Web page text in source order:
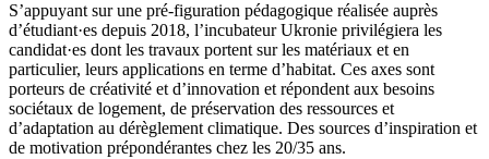
S’appuyant sur une pré-figuration pédagogique réalisée auprès
d’étudiant·es depuis 2018, l’incubateur Ukronie privilégiera les
candidat·es dont les travaux portent sur les matériaux et en
particulier, leurs applications en terme d’habitat. Ces axes sont
porteurs de créativité et d’innovation et répondent aux besoins
sociétaux de logement, de préservation des ressources et
d’adaptation au dérèglement climatique. Des sources d’inspiration et
de motivation prépondérantes chez les 20/35 ans.